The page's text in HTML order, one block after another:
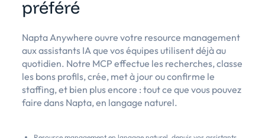
préféré
Napta Anywhere ouvre votre resource management
aux assistants IA que vos équipes utilisent déjà au
quotidien. Notre MCP effectue les recherches, classe
les bons profils, crée, met à jour ou confirme le
staffing, et bien plus encore : tout ce que vous pouvez
faire dans Napta, en langage naturel.